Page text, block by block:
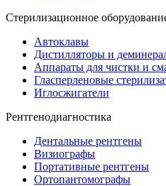
Стерилизационное
Автоклавы
Дистилляторы и
Аппараты для чистки и
Гласперленовые
Иглосжигатели
Рентгенодиагностика
Дентальные рентгены
Визиографы
Портативные рентгены
Ортопантомографы